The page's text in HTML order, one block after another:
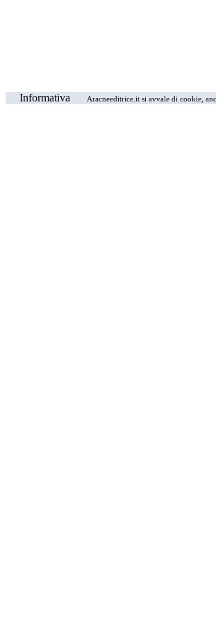
Informativa Aracneeditrice.it si avvale di cookie,